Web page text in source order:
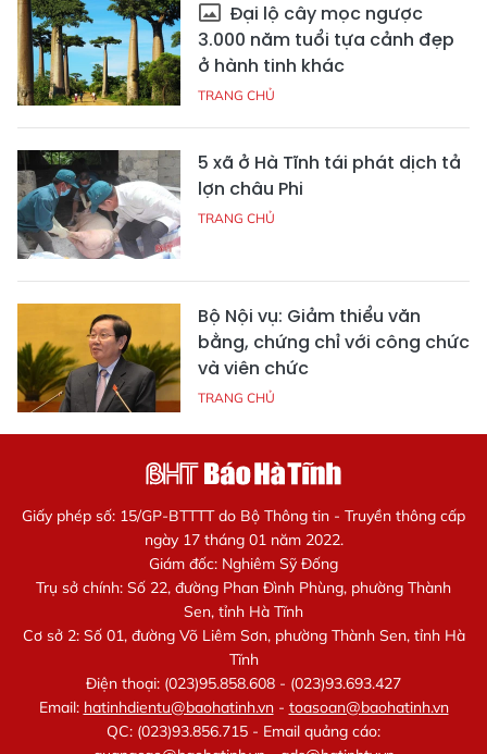
Đại lộ cây mọc ngược
3.000 năm tuổi tựa cảnh đẹp
ở hành tinh khác
TRANG CHỦ
5 xã ở Hà Tĩnh tái phát dịch tả
lợn châu Phi
TRANG CHỦ
Bộ Nội vụ: Giảm thiểu văn
bằng, chứng chỉ với công chức
và viên chức
TRANG CHỦ
Giấy phép số: 15/GP-BTTTT do Bộ Thông tin - Truyền thông cấp
ngày 17 tháng 01 năm 2022.
Giám đốc: Nghiêm Sỹ Đống
Trụ sở chính: Số 22, đường Phan Đình Phùng, phường Thành
Sen, tỉnh Hà Tĩnh
Cơ sở 2: Số 01, đường Võ Liêm Sơn, phường Thành Sen, tỉnh Hà
Tĩnh
Điện thoại: (023)95.858.608 - (023)93.693.427
Email: hatinhdientu@baohatinh.vn- toasoan@baohatinh.vn
QC: (023)93.856.715 - Email quảng cáo: